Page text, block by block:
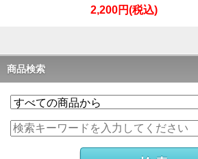
2,200円(税込)
商品検索